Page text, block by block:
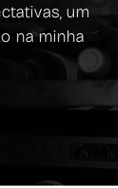
um
na minha